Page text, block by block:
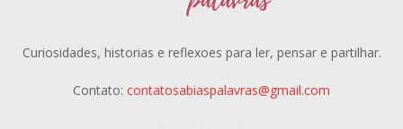
Curiosidades, historias e reflexoes para ler, pensar e partilhar.
Contato: contatosabiaspalavras@gmail.com